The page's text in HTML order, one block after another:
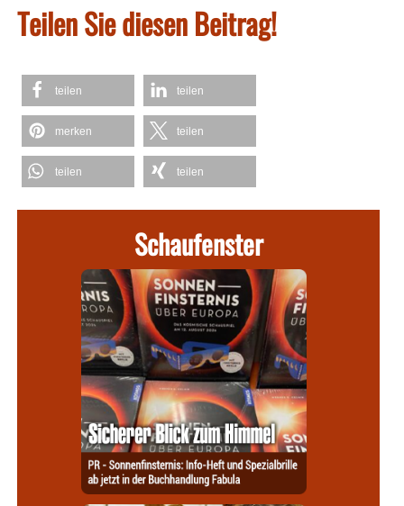
Teilen Sie diesen Beitrag!
teilen teilen
merken teilen
teilen teilen
Schaufenster